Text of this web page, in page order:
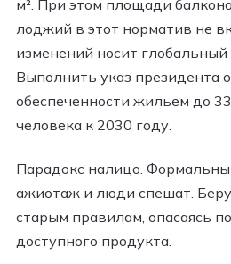
м². При этом площади
лоджий в этот норматив не
изменений носит глобальный
Выполнить указ президента
обеспеченности жильем до
человека к 2030 году.
Парадокс налицо.
ажиотаж и люди спешат.
старым правилам, опасаясь
доступного продукта.